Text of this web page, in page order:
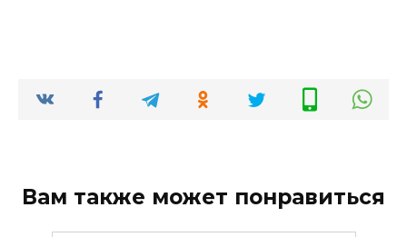
Вам также может понравиться